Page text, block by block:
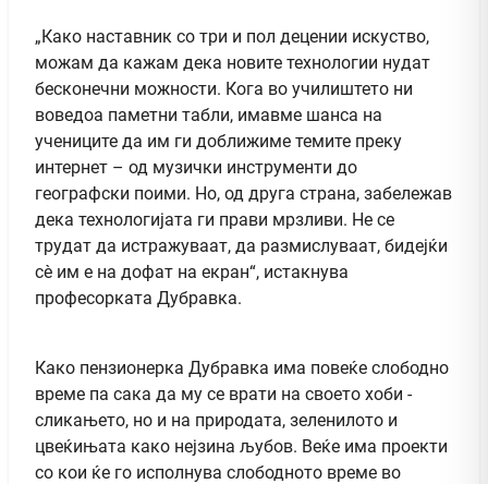
„Како наставник со три и пол децении искуство,
можам да кажам дека новите технологии нудат
бесконечни можности. Кога во училиштето ни
воведоа паметни табли, имавме шанса на
учениците да им ги доближиме темите преку
интернет – од музички инструменти до
географски поими. Но, од друга страна, забележав
дека технологијата ги прави мрзливи. Не се
трудат да истражуваат, да размислуваат, бидејќи
сè им е на дофат на екран“, истакнува
професорката Дубравка.
Како пензионерка Дубравка има повеќе слободно
време па сака да му се врати на своето хоби -
сликањето, но и на природата, зеленилото и
цвеќињата како нејзина љубов. Веќе има проекти
со кои ќе го исполнува слободното време во